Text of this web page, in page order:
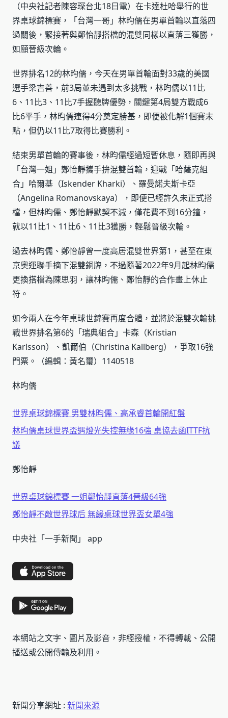
（中央社記者陳容琛台北18日電）在卡達杜哈舉行的世
界桌球錦標賽，「台灣一哥」林昀儒在男單首輪以直落四
過關後，緊接著與鄭怡靜搭檔的混雙同樣以直落三獲勝，
如願晉級次輪。
世界排名12的林昀儒，今天在男單首輪面對33歲的美國
選手梁吉善，前3局並未遇到太多挑戰，林昀儒以11比
6、11比3、11比7手握聽牌優勢，關鍵第4局雙方戰成6
比6平手，林昀儒連得4分奠定勝基，即便被化解1個賽末
點，但仍以11比7取得比賽勝利。
結束男單首輪的賽事後，林昀儒經過短暫休息，隨即再與
「台灣一姐」鄭怡靜攜手拚混雙首輪，迎戰「哈薩克組
合」哈爾基（Iskender Kharki）、羅曼諾夫斯卡亞
（Angelina Romanovskaya），即便已經許久未正式搭
檔，但林昀儒、鄭怡靜默契不減，僅花費不到16分鐘，
就以11比1、11比6、11比3獲勝，輕鬆晉級次輪。
過去林昀儒、鄭怡靜曾一度高居混雙世界第1，甚至在東
京奧運聯手摘下混雙銅牌，不過隨著2022年9月起林昀儒
更換搭檔為陳思羽，讓林昀儒、鄭怡靜的合作畫上休止
符。
如今兩人在今年桌球世錦賽再度合體，並將於混雙次輪挑
戰世界排名第6的「瑞典組合」卡森（Kristian
Karlsson）、凱爾伯（Christina Kallberg），爭取16強
門票。（編輯：黃名璽）1140518
林昀儒
世界桌球錦標賽 男雙林昀儒、高承睿首輪開紅盤
林昀儒桌球世界盃遇燈光失控無緣16強 桌協去函ITTF抗
議
鄭怡靜
世界桌球錦標賽 一姐鄭怡靜直落4晉級64強
鄭怡靜不敵世界球后 無緣桌球世界盃女單4強
中央社「一手新聞」 app
本網站之文字、圖片及影音，非經授權，不得轉載、公開
播送或公開傳輸及利用。
新聞分享網址 : 新聞來源